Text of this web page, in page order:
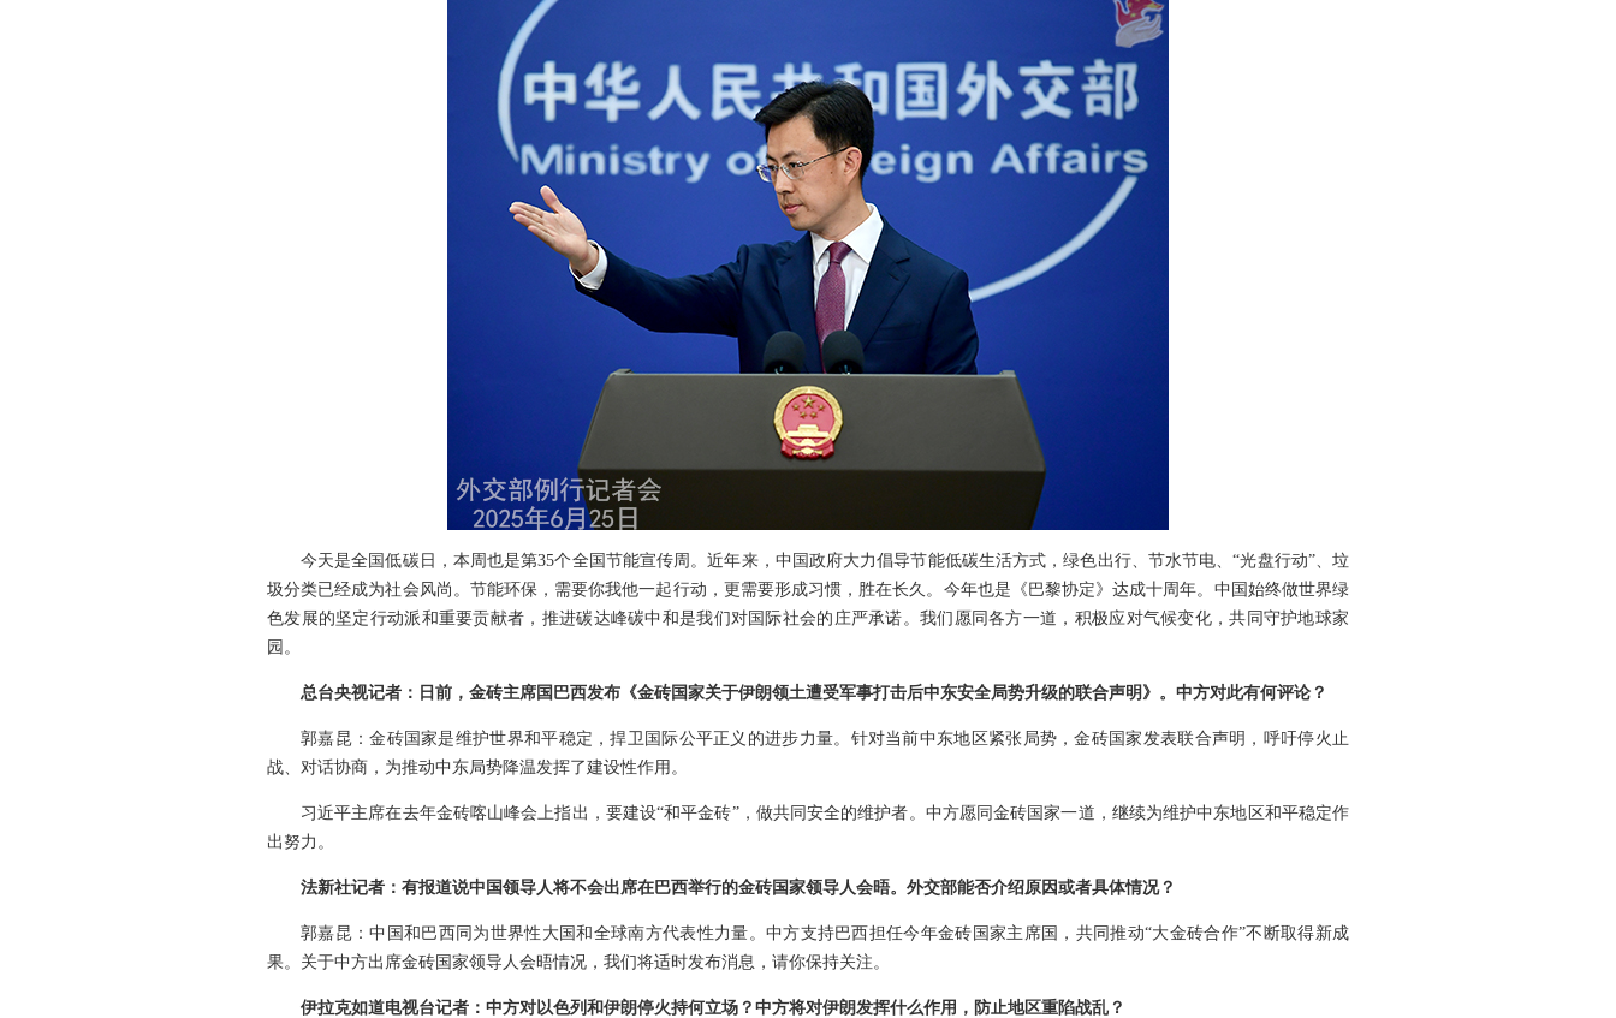
今天是全国低碳日，本周也是第35个全国节能宣传周。近年来，中国政府大力倡导节能低碳生活方式，绿色出行、节水节电、“光盘行动”、垃
圾分类已经成为社会风尚。节能环保，需要你我他一起行动，更需要形成习惯，胜在长久。今年也是《巴黎协定》达成十周年。中国始终做世界绿
色发展的坚定行动派和重要贡献者，推进碳达峰碳中和是我们对国际社会的庄严承诺。我们愿同各方一道，积极应对气候变化，共同守护地球家
园。
总台央视记者：日前，金砖主席国巴西发布《金砖国家关于伊朗领土遭受军事打击后中东安全局势升级的联合声明》。中方对此有何评论？
郭嘉昆：金砖国家是维护世界和平稳定，捍卫国际公平正义的进步力量。针对当前中东地区紧张局势，金砖国家发表联合声明，呼吁停火止
战、对话协商，为推动中东局势降温发挥了建设性作用。
习近平主席在去年金砖喀山峰会上指出，要建设“和平金砖”，做共同安全的维护者。中方愿同金砖国家一道，继续为维护中东地区和平稳定作
出努力。
法新社记者：有报道说中国领导人将不会出席在巴西举行的金砖国家领导人会晤。外交部能否介绍原因或者具体情况？
郭嘉昆：中国和巴西同为世界性大国和全球南方代表性力量。中方支持巴西担任今年金砖国家主席国，共同推动“大金砖合作”不断取得新成
果。关于中方出席金砖国家领导人会晤情况，我们将适时发布消息，请你保持关注。
伊拉克如道电视台记者：中方对以色列和伊朗停火持何立场？中方将对伊朗发挥什么作用，防止地区重陷战乱？